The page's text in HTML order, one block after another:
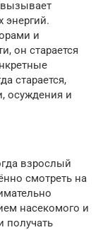
энергий.
и
он старается
старается,
осуждения и
взрослый
смотреть на
насекомого и
получать